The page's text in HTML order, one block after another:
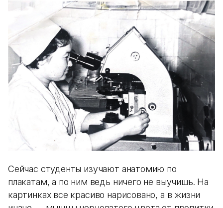
Сейчас студенты изучают анатомию по
плакатам, а по ним ведь ничего не выучишь. На
картинках все красиво нарисовано, а в жизни